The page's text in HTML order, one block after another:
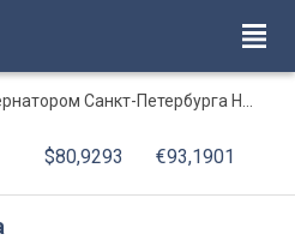
Натальей Чечиной. Смотрите сегодня в 19:00
$80,9293 €93,1901